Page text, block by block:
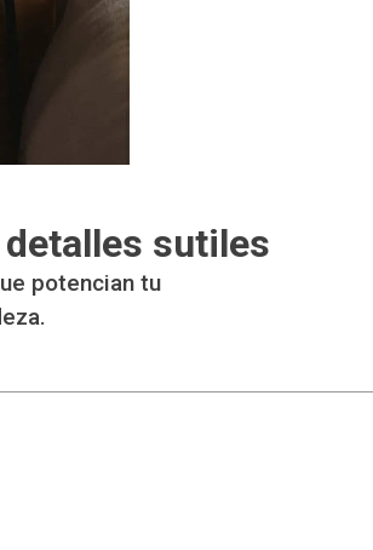
sutiles
potencian tu